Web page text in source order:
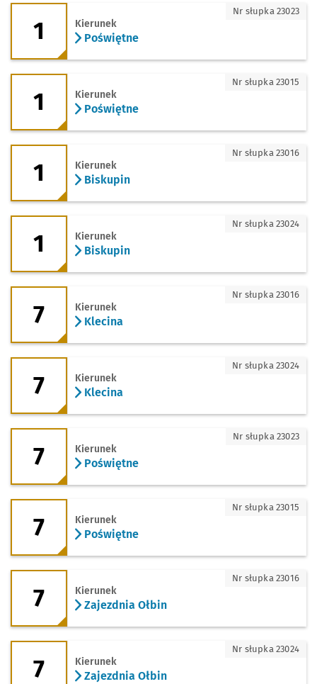
1 - kierunek Poświętne
1 Kierunek
Poświętne
Nr słupka 23023
1 - kierunek Poświętne
1 Kierunek
Poświętne
Nr słupka 23015
1 - kierunek Biskupin
1 Kierunek
Biskupin
Nr słupka 23016
1 - kierunek Biskupin
1 Kierunek
Biskupin
Nr słupka 23024
7 - kierunek Klecina
7 Kierunek
Klecina
Nr słupka 23016
7 - kierunek Klecina
7 Kierunek
Klecina
Nr słupka 23024
7 - kierunek Poświętne
7 Kierunek
Poświętne
Nr słupka 23023
7 - kierunek Poświętne
7 Kierunek
Poświętne
Nr słupka 23015
7 - kierunek Zajezdnia Ołbin
7 Kierunek
Zajezdnia Ołbin
Nr słupka 23016
7 - kierunek Zajezdnia Ołbin
7 Kierunek
Zajezdnia Ołbin
Nr słupka 23024